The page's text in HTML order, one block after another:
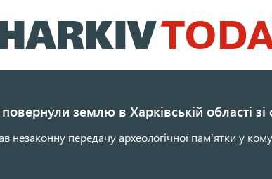
до
основного
землю в Харківській області
незаконну передачу археологічної пам'ятки у